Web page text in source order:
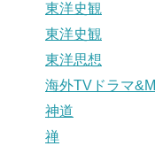
東洋史観
東洋史観
東洋思想
海外TVドラマ
神道
禅